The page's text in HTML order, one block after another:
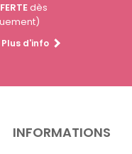
dès
Plus d'info
INFORMATIONS